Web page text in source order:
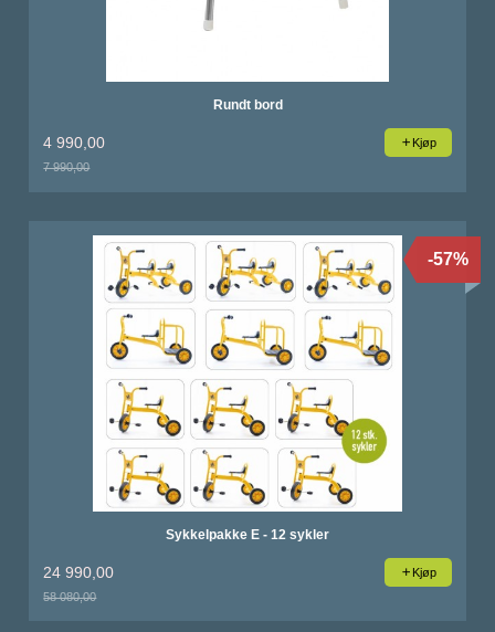
Rundt bord
4 990,00
7 990,00
Kjøp
Sykkelpakke E - 12 sykler
24 990,00
58 080,00
-57%
Kjøp